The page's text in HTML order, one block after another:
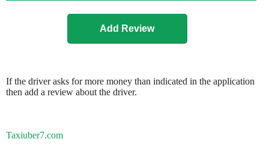
If the driver asks for more money than indicated in the application
then add a review about the driver.
Taxiuber7.com